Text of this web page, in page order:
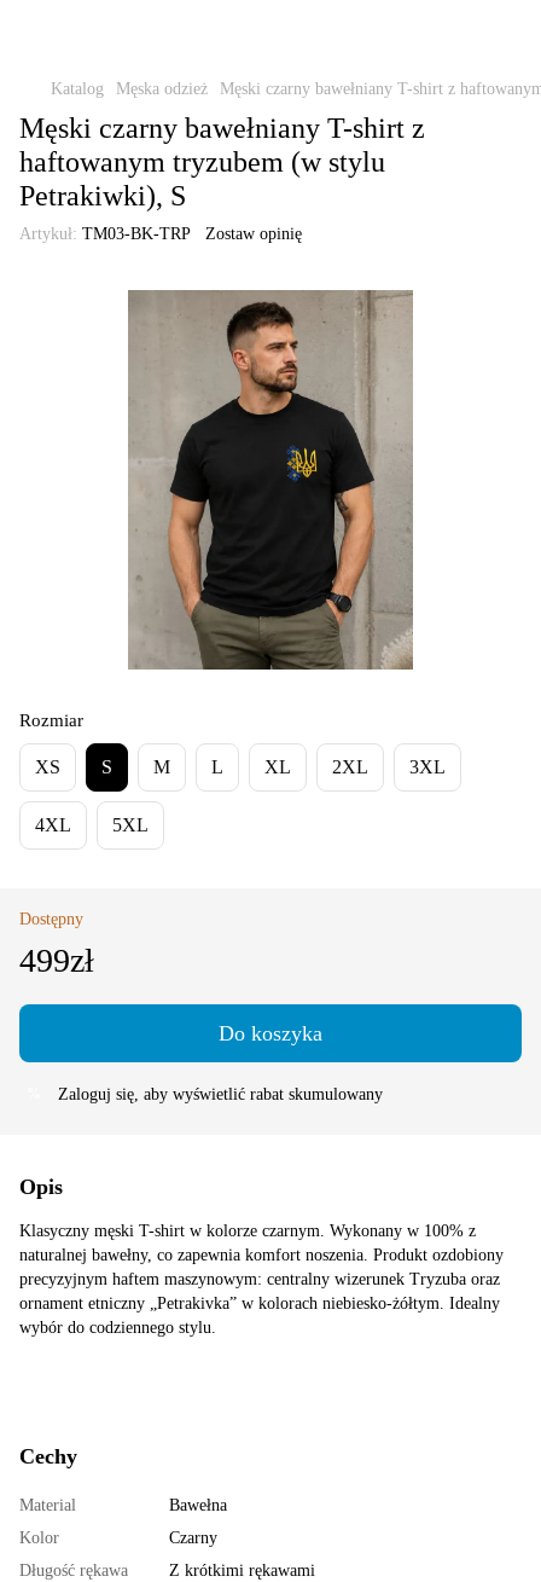
Katalog Męska odzież Męski czarny bawełniany T-shirt z
Męski czarny bawełniany T-shirt z
haftowanym tryzubem (w stylu
Petrakiwki), S
Artykuł: TM03-BK-TRP Zostaw opinię
Rozmiar
XS S M L XL 2XL 3XL
4XL 5XL
Dostępny
499zł
Do koszyka
Zaloguj się , aby wyświetlić rabat skumulowany
Opis
Klasyczny męski T-shirt w kolorze czarnym. Wykonany w 100% z
naturalnej bawełny, co zapewnia komfort noszenia. Produkt ozdobiony
precyzyjnym haftem maszynowym: centralny wizerunek Tryzuba oraz
ornament etniczny „Petrakivka” w kolorach niebiesko-żółtym. Idealny
wybór do codziennego stylu.
Cechy
Material
Bawełna
Kolor
Сzarny
Długość rękawa
Z krótkimi rękawami